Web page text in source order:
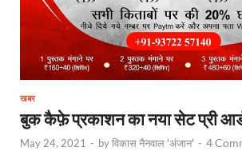
खबर
बुक कैफ़े प्रकाशन का नया सेट प्री
May 24, 2021 - byविकास नैनवाल 'अंजान' - 4